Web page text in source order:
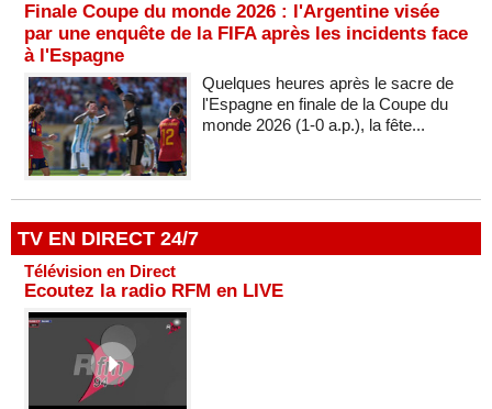
Finale Coupe du monde 2026 : l'Argentine visée
par une enquête de la FIFA après les incidents face
à l'Espagne
Quelques heures après le sacre de
l'Espagne en finale de la Coupe du
monde 2026 (1-0 a.p.), la fête...
TV EN DIRECT 24/7
Télévision en Direct
Ecoutez la radio RFM en LIVE